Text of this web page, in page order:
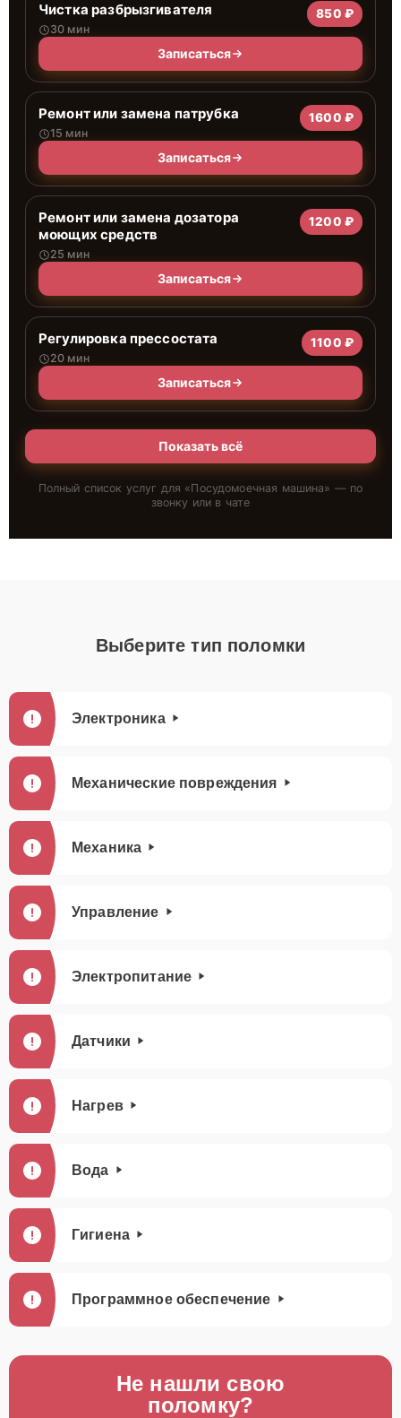
Чистка разбрызгивателя
30 мин
850 ₽
Записаться
Ремонт или замена патрубка
15 мин
1600 ₽
Записаться
Ремонт или замена дозатора
моющих средств
25 мин
1200 ₽
Записаться
Регулировка прессостата
20 мин
1100 ₽
Записаться
Показать всё
Полный список услуг для «Посудомоечная машина» — по
звонку или в чате
Выберите тип поломки
Электроника
Механические повреждения
Механика
Управление
Электропитание
Датчики
Нагрев
Вода
Гигиена
Программное обеспечение
Не нашли свою
поломку?